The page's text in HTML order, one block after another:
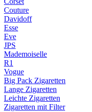
Couture
Davidoff
Esse
Eve
JPS
Mademoiselle
R1
Vogue
Big Pack Zigaretten
Lange Zigaretten
Leichte Zigaretten
Zigaretten mit Filter